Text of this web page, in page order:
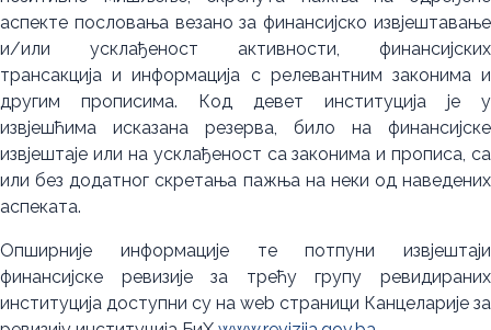
аспекте пословања везано за финансијско извјештавање
и/или усклађеност активности, финансијских
трансакција и информација с релевантним законима и
другим прописима. Код девет институција је у
извјешћима исказана резерва, било на финансијске
извјештаје или на усклађеност са законима и прописа, са
или без додатног скретања пажња на неки од наведених
аспеката.
Опширније информације те потпуни извјештаји
финансијске ревизије за трећу групу ревидираних
институција доступни су на web страници Канцеларије за